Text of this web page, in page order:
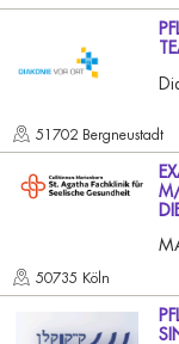
51702 Bergneustadt
M/
50735 Köln